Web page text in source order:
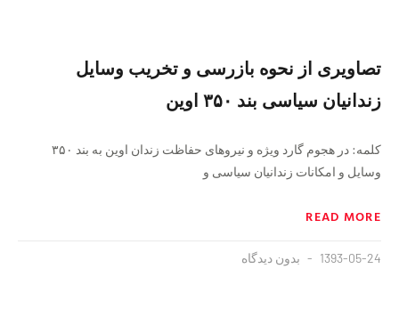
تصاویری از نحوه بازرسی و تخریب وسایل
زندانیان سیاسی بند ۳۵۰ اوین
کلمه: در هجوم گارد ویژه و نیروهای حفاظت زندان اوین به بند ۳۵۰
وسایل و امکانات زندانیان سیاسی و
READ MORE
1393-05-24 بدون دیدگاه